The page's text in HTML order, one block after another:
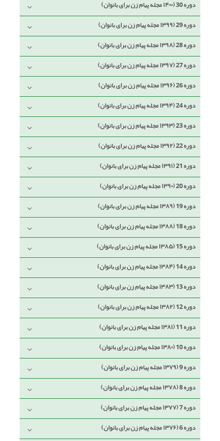
دوره 30 (۱۴۰۰ مجله پیام زن برای بانوان)
دوره 29 (۱۳۹۹ مجله پیام زن برای بانوان)
دوره 28 (۱۳۹۸ مجله پیام زن برای بانوان)
دوره 27 (۱۳۹۷ مجله پیام زن برای بانوان)
دوره 26 (۱۳۹۶ مجله پیام زن برای بانوان)
دوره 24 (۱۳۹۴ مجله پیام زن برای بانوان)
دوره 23 (۱۳۹۳ مجله پیام زن برای بانوان)
دوره 22 (۱۳۹۲ مجله پیام زن برای بانوان)
دوره 21 (۱۳۹۱ مجله پیام زن برای بانوان)
دوره 20 (۱۳۹۰ مجله پیام زن برای بانوان)
دوره 19 (۱۳۸۹ مجله پیام زن برای بانوان)
دوره 18 (۱۳۸۸ مجله پیام زن برای بانوان)
دوره 15 (۱۳۸۵ مجله پیام زن برای بانوان)
دوره 14 (۱۳۸۴ مجله پیام زن برای بانوان)
دوره 13 (۱۳۸۳ مجله پیام زن برای بانوان)
دوره 12 (۱۳۸۲ مجله پیام زن برای بانوان)
دوره 11 (۱۳۸۱ مجله پیام زن برای بانوان)
دوره 10 (۱۳۸۰ مجله پیام زن برای بانوان)
دوره 9 (۱۳۷۹ مجله پیام زن برای بانوان)
دوره 8 (۱۳۷۸ مجله پیام زن برای بانوان)
دوره 7 (۱۳۷۷ مجله پیام زن برای بانوان)
دوره 6 (۱۳۷۶ مجله پیام زن برای بانوان)